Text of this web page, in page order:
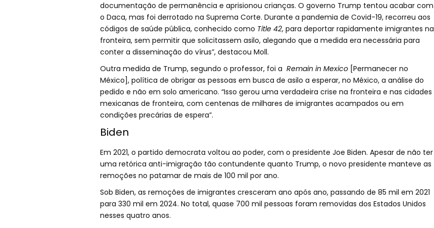
documentação de permanência e aprisionou crianças. O governo Trump tentou acabar com
o Daca, mas foi derrotado na Suprema Corte. Durante a pandemia de Covid-19, recorreu aos
códigos de saúde pública, conhecido como Title 42, para deportar rapidamente imigrantes na
fronteira, sem permitir que solicitassem asilo, alegando que a medida era necessária para
conter a disseminação do vírus”, destacou Moll.
Outra medida de Trump, segundo o professor, foi a Remain in Mexico[Permanecer no
México], política de obrigar as pessoas em busca de asilo a esperar, no México, a análise do
pedido e não em solo americano. “Isso gerou uma verdadeira crise na fronteira e nas cidades
mexicanas de fronteira, com centenas de milhares de imigrantes acampados ou em
condições precárias de espera”.
Biden
Em 2021, o partido democrata voltou ao poder, com o presidente Joe Biden. Apesar de não ter
uma retórica anti-imigração tão contundente quanto Trump, o novo presidente manteve as
remoções no patamar de mais de 100 mil por ano.
Sob Biden, as remoções de imigrantes cresceram ano após ano, passando de 85 mil em 2021
para 330 mil em 2024. No total, quase 700 mil pessoas foram removidas dos Estados Unidos
nesses quatro anos.